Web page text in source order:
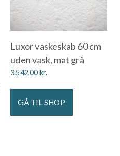
Luxor vaskeskab 60 cm
uden vask, mat grå
3.542,00kr.
GÅ TIL SHOP